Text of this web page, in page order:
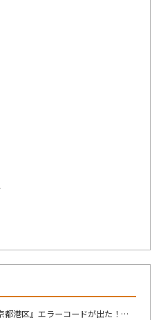
『乾太くんの不具合 応急処置 東京都港区』エラーコードが出た！！！